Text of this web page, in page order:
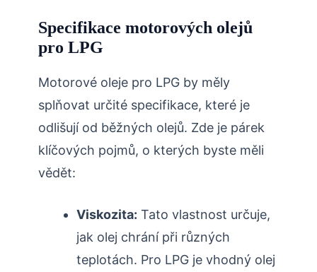
Specifikace motorových olejů
pro LPG
Motorové oleje pro LPG by měly
splňovat určité specifikace, které je
odlišují od běžných olejů. Zde je párek
klíčových pojmů, o kterých byste měli
vědět:
Viskozita: Tato vlastnost určuje,
jak olej chrání při různých
teplotách. Pro LPG je vhodný olej